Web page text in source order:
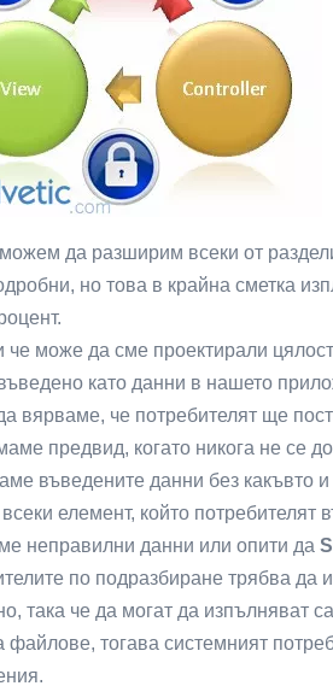
да разширим всеки от
но това в крайна сметка
че може да сме проектирали
като данни в нашето
вярваме, че потребителят ще
предвид, когато никога не се
въведените данни без какъвто
елемент, който
неправилни данни или опити да
по подразбиране трябва да
така че да могат да изпълняват
файлове, тогава системният